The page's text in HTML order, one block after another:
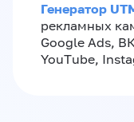
Генератор
рекламных
Google Ads,
YouTube,